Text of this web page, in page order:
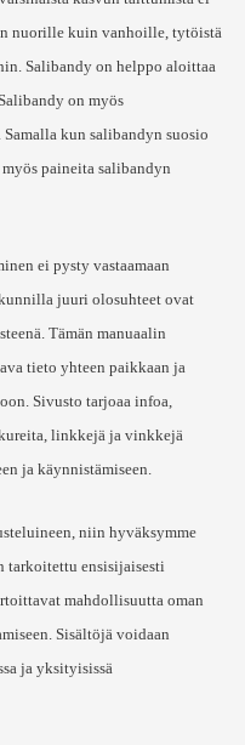
nuorille kuin vanhoille, tytöistä
Salibandy on helppo aloittaa
on myös
kun salibandyn suosio
paineita salibandyn
ei pysty vastaamaan
juuri olosuhteet ovat
Tämän manuaalin
tieto yhteen paikkaan ja
Sivusto tarjoaa infoa,
linkkejä ja vinkkejä
ja käynnistämiseen.
niin hyväksymme
tarkoitettu ensisijaisesti
mahdollisuutta oman
Sisältöjä voidaan
ja yksityisissä